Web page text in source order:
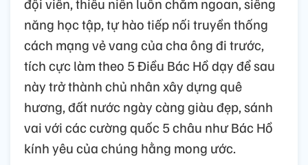
năng học tập, tự hào tiếp nối truyền thống
cách mạng vẻ vang của cha ông đi trước,
tích cực làm theo 5 Điều Bác Hồ dạy để sau
này trở thành chủ nhân xây dựng quê
hương, đất nước ngày càng giàu đẹp, sánh
vai với các cường quốc 5 châu như Bác Hồ
kính yêu của chúng hằng mong ước.